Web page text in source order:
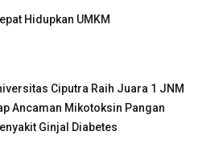
Hidupkan UMKM
Ciputra Raih Juara 1 JNM
Ancaman Mikotoksin Pangan
Ginjal Diabetes